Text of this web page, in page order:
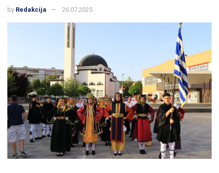
by Redakcija 26.07.2025.